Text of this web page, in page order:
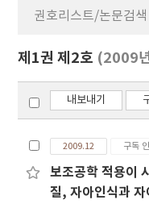
권호리스트/논문검색
제1권 제2호 (2009
내보내기
2009.12 구독
보조공학 적용이
질, 자아인식과